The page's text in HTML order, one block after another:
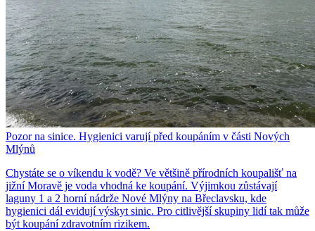
Pozor na sinice. Hygienici varují před koupáním v části Nových
Mlýnů
Chystáte se o víkendu k vodě? Ve většině přírodních koupališť na
jižní Moravě je voda vhodná ke koupání. Výjimkou zůstávají
laguny 1 a 2 horní nádrže Nové Mlýny na Břeclavsku, kde
hygienici dál evidují výskyt sinic. Pro citlivější skupiny lidí tak může
být koupání zdravotním rizikem.